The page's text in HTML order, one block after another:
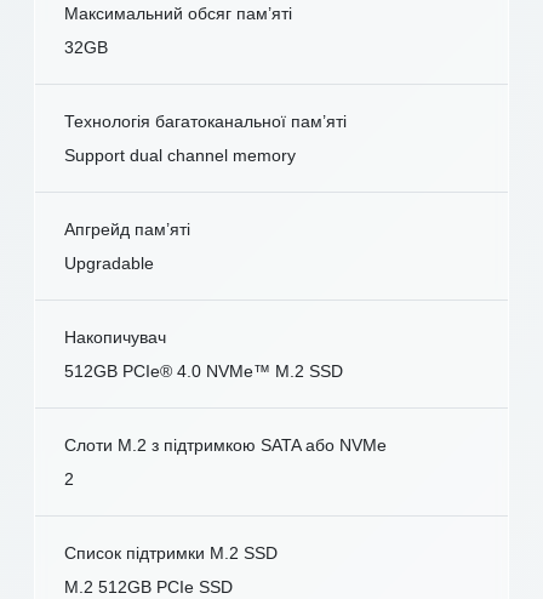
Максимальний обсяг пам’яті
32GB
Технологія багатоканальної пам’яті
Support dual channel memory
Апгрейд пам’яті
Upgradable
Накопичувач
512GB PCIe® 4.0 NVMe™ M.2 SSD
Слоти M.2 з підтримкою SATA або NVMe
2
Список підтримки M.2 SSD
M.2 512GB PCIe SSD